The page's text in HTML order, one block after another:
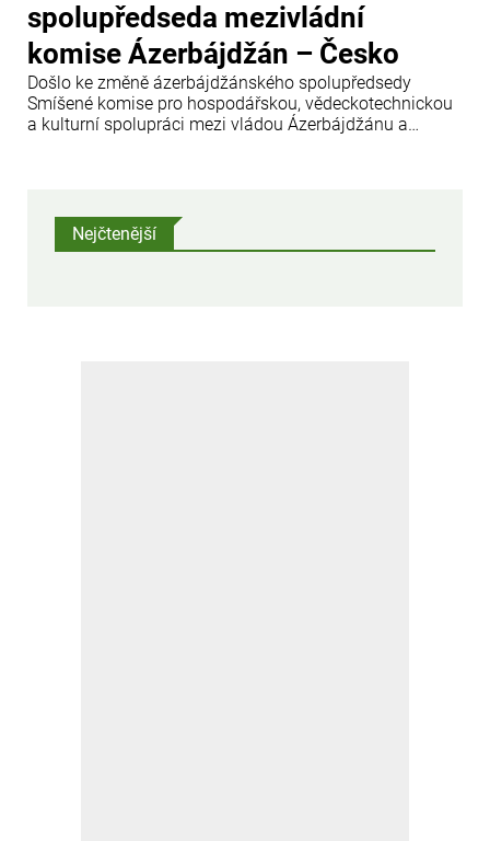
spolupředseda mezivládní
komise Ázerbájdžán – Česko
Došlo ke změně ázerbájdžánského spolupředsedy
Smíšené komise pro hospodářskou, vědeckotechnickou
a kulturní spolupráci mezi vládou Ázerbájdžánu a
Nejčtenější